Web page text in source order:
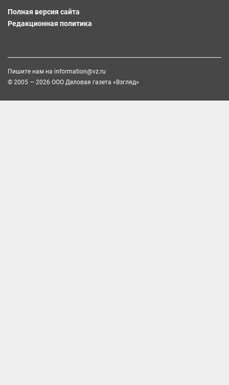
Полная версия сайта
Редакционная политика
Пишите нам на information@vz.ru
© 2005 — 2026 ООО Деловая газета «Взгляд»